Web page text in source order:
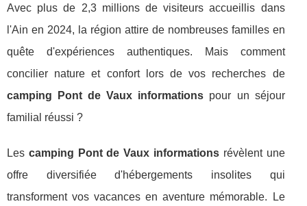
Avec plus de 2,3 millions de visiteurs accueillis dans
l'Ain en 2024, la région attire de nombreuses familles en
quête d'expériences authentiques. Mais comment
concilier nature et confort lors de vos recherches de
camping Pont de Vaux informations pour un séjour
familial réussi ?
Les camping Pont de Vaux informations révèlent une
offre diversifiée d'hébergements insolites qui
transforment vos vacances en aventure mémorable. Le